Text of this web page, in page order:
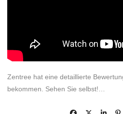
Zentree hat eine detaillierte
bekommen. Sehen Sie selbst!…